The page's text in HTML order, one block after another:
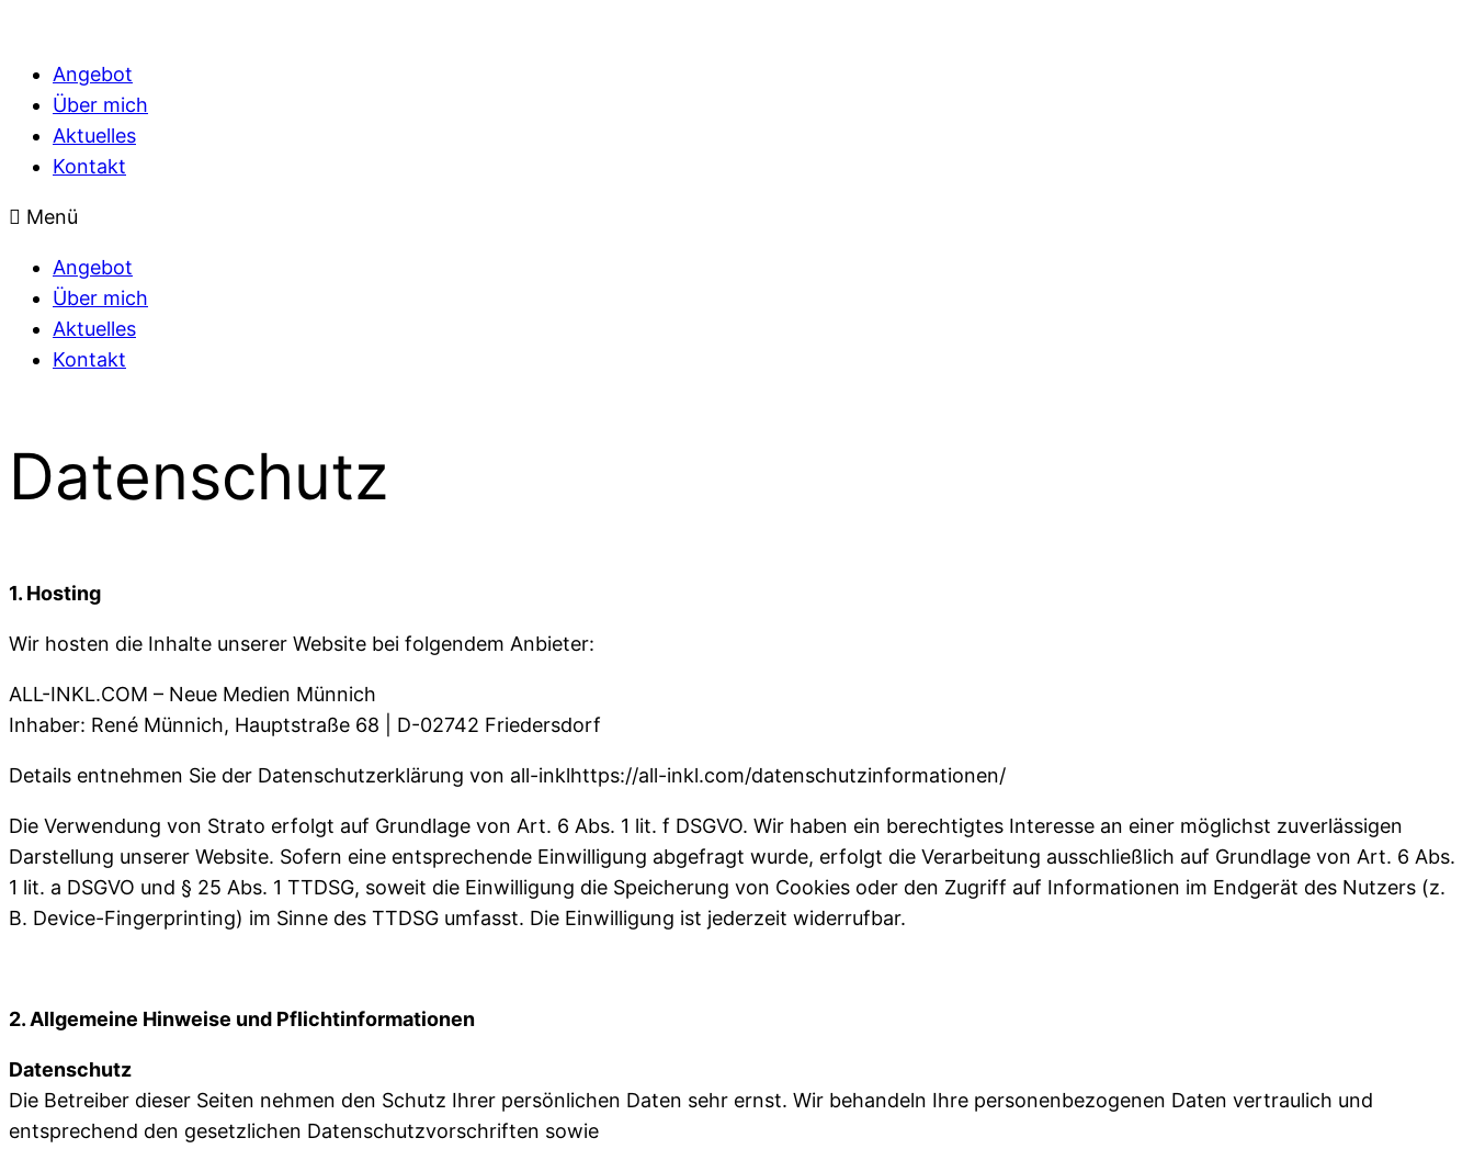
Angebot
Über mich
Aktuelles
Kontakt
Menü
Angebot
Über mich
Aktuelles
Kontakt
Datenschutz
1. Hosting
Wir hosten die Inhalte unserer Website bei folgendem Anbieter:
ALL-INKL.COM – Neue Medien Münnich
Inhaber: René Münnich, Hauptstraße 68 | D-02742 Friedersdorf
Details entnehmen Sie der Datenschutzerklärung von all-inklhttps://all-inkl.com/datenschutzinformationen/
Die Verwendung von Strato erfolgt auf Grundlage von Art. 6 Abs. 1 lit. f DSGVO. Wir haben ein berechtigtes Interesse an einer möglichst zuverlässigen
Darstellung unserer Website. Sofern eine entsprechende Einwilligung abgefragt wurde, erfolgt die Verarbeitung ausschließlich auf Grundlage von Art. 6 Abs.
1 lit. a DSGVO und § 25 Abs. 1 TTDSG, soweit die Einwilligung die Speicherung von Cookies oder den Zugriff auf Informationen im Endgerät des Nutzers (z.
B. Device-Fingerprinting) im Sinne des TTDSG umfasst. Die Einwilligung ist jederzeit widerrufbar.
2. Allgemeine Hinweise und Pflichtinformationen
Datenschutz
Die Betreiber dieser Seiten nehmen den Schutz Ihrer persönlichen Daten sehr ernst. Wir behandeln Ihre personenbezogenen Daten vertraulich und
entsprechend den gesetzlichen Datenschutzvorschriften sowie